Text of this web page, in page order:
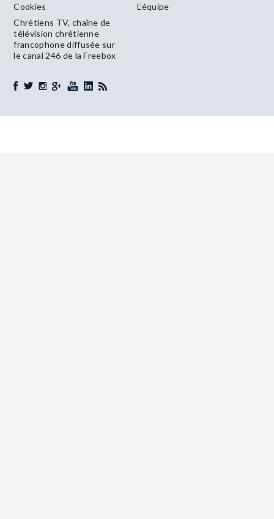
Cookies
L’équipe
Chrétiens TV, chaîne de
télévision chrétienne
francophone diffusée sur
le canal 246 de la Freebox